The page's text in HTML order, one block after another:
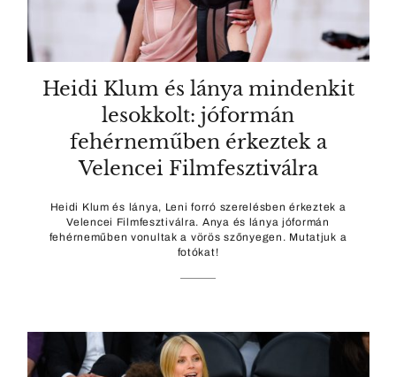
Heidi Klum és lánya mindenkit
lesokkolt: jóformán
fehérneműben érkeztek a
Velencei Filmfesztiválra
Heidi Klum és lánya, Leni forró szerelésben érkeztek a
Velencei Filmfesztiválra. Anya és lánya jóformán
fehérneműben vonultak a vörös szőnyegen. Mutatjuk a
fotókat!